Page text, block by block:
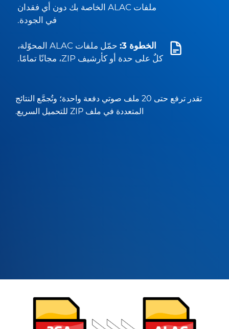
ملفات ALAC الخاصة بك دون أي فقدان
في الجودة.
الخطوة 3:
حمّل ملفات ALAC المحوّلة،
كلٌ على حدة أو كأرشيف ZIP، مجانًا تمامًا.
تقدر ترفع حتى 20 ملف صوتي دفعة واحدة؛ وتُجمَّع النتائج
المتعددة في ملف ZIP للتحميل السريع.